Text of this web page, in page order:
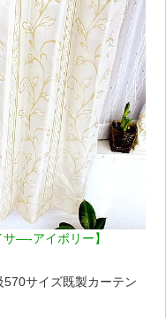
―-アイボリー】
サイズ既製カーテン